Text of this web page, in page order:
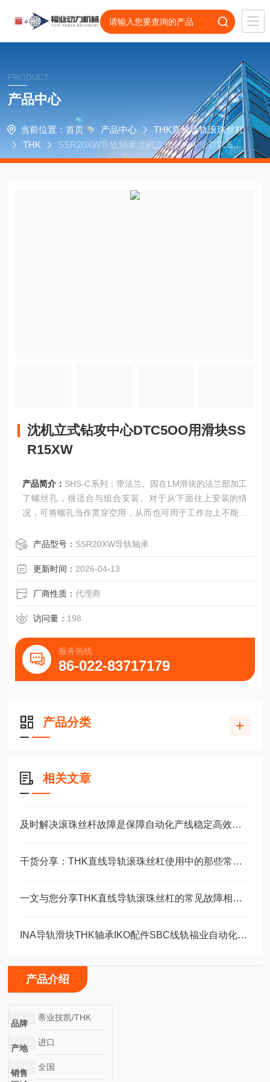
PRODUCT
产品中心
当前位置： 首页 产品中心
THK直线导轨滚珠丝杠
THK
SSR20XW导轨轴承沈机立式钻攻中心DTC5O
O用滑块SSR15XW
沈机立式钻攻中心DTC5OO用滑块SS
R15XW
产品简介： SHS-C系列：带法兰、因在LM滑块的法兰部加工
了螺丝孔，很适合与组合安装。对于从下面往上安装的情
况，可将螺孔当作贯穿空用，从而也可用于工作台上不能开
沈机立式钻攻中心DTC5OO用滑块SSR15XW
产品型号： SSR20XW导轨轴承
更新时间： 2026-04-13
厂商性质：代理商
访问量： 198
服务热线
86-022-83717179
产品分类
相关文章
及时解决滚珠丝杆故障是保障自动化产线稳定高效的关键
干货分享：THK直线导轨滚珠丝杠使用中的那些常见故障与解决技巧
一文与您分享THK直线导轨滚珠丝杠的常见故障相应解决方法
INA导轨滑块THK轴承IKO配件SBC线轨福业自动化选型
产品介绍
品牌
蒂业技凯/THK
产地
进口
销售
全国